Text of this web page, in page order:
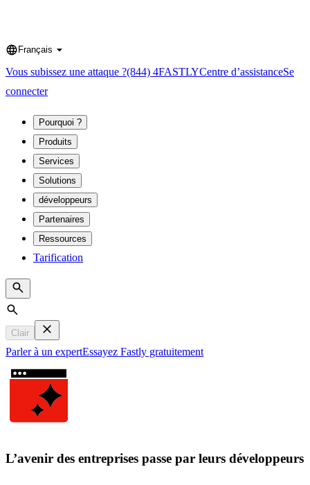
Language
Français
Vous subissez une attaque ?(844) 4FASTLYCentre d’assistanceSe
connecter
Pourquoi ?
Produits
Services
Solutions
développeurs
Partenaires
Ressources
Tarification
Search
Clair
Parler à un expertEssayez Fastly gratuitement
L’avenir des entreprises passe par leurs développeurs